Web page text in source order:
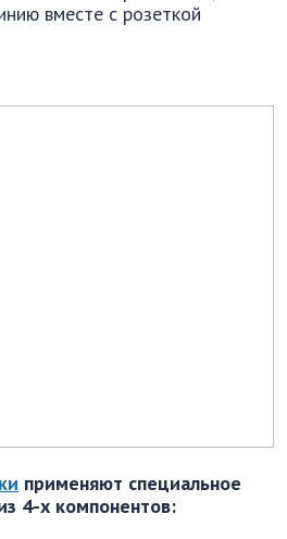
вместе с розеткой
применяют специальное
4-х компонентов: